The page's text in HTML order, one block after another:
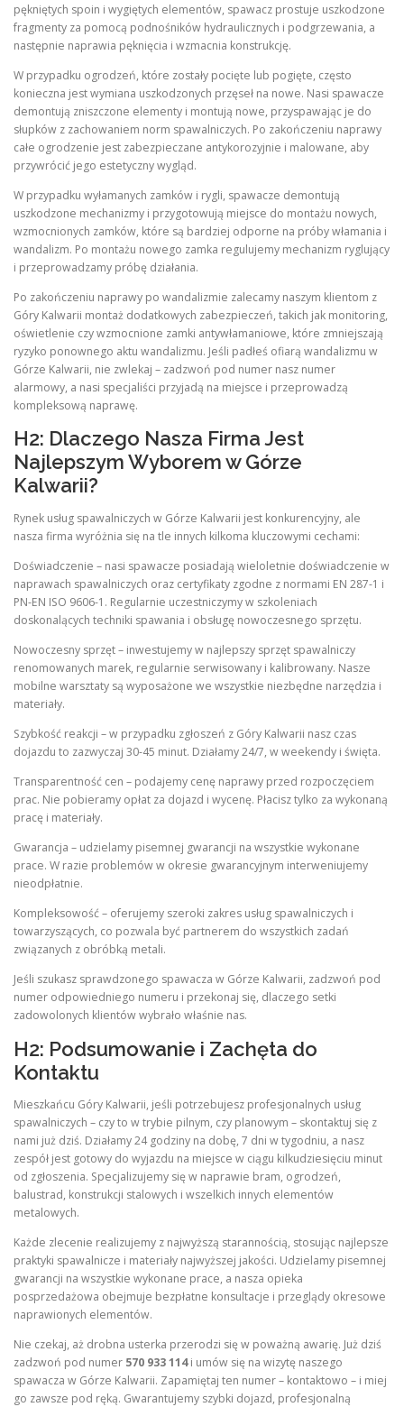
pękniętych spoin i wygiętych elementów, spawacz prostuje uszkodzone
fragmenty za pomocą podnośników hydraulicznych i podgrzewania, a
następnie naprawia pęknięcia i wzmacnia konstrukcję.
W przypadku ogrodzeń, które zostały pocięte lub pogięte, często
konieczna jest wymiana uszkodzonych przęseł na nowe. Nasi spawacze
demontują zniszczone elementy i montują nowe, przyspawając je do
słupków z zachowaniem norm spawalniczych. Po zakończeniu naprawy
całe ogrodzenie jest zabezpieczane antykorozyjnie i malowane, aby
przywrócić jego estetyczny wygląd.
W przypadku wyłamanych zamków i rygli, spawacze demontują
uszkodzone mechanizmy i przygotowują miejsce do montażu nowych,
wzmocnionych zamków, które są bardziej odporne na próby włamania i
wandalizm. Po montażu nowego zamka regulujemy mechanizm ryglujący
i przeprowadzamy próbę działania.
Po zakończeniu naprawy po wandalizmie zalecamy naszym klientom z
Góry Kalwarii montaż dodatkowych zabezpieczeń, takich jak monitoring,
oświetlenie czy wzmocnione zamki antywłamaniowe, które zmniejszają
ryzyko ponownego aktu wandalizmu. Jeśli padłeś ofiarą wandalizmu w
Górze Kalwarii, nie zwlekaj – zadzwoń pod numer nasz numer
alarmowy, a nasi specjaliści przyjadą na miejsce i przeprowadzą
kompleksową naprawę.
H2: Dlaczego Nasza Firma Jest
Najlepszym Wyborem w Górze
Kalwarii?
Rynek usług spawalniczych w Górze Kalwarii jest konkurencyjny, ale
nasza firma wyróżnia się na tle innych kilkoma kluczowymi cechami:
Doświadczenie – nasi spawacze posiadają wieloletnie doświadczenie w
naprawach spawalniczych oraz certyfikaty zgodne z normami EN 287-1 i
PN-EN ISO 9606-1. Regularnie uczestniczymy w szkoleniach
doskonalących techniki spawania i obsługę nowoczesnego sprzętu.
Nowoczesny sprzęt – inwestujemy w najlepszy sprzęt spawalniczy
renomowanych marek, regularnie serwisowany i kalibrowany. Nasze
mobilne warsztaty są wyposażone we wszystkie niezbędne narzędzia i
materiały.
Szybkość reakcji – w przypadku zgłoszeń z Góry Kalwarii nasz czas
dojazdu to zazwyczaj 30-45 minut. Działamy 24/7, w weekendy i święta.
Transparentność cen – podajemy cenę naprawy przed rozpoczęciem
prac. Nie pobieramy opłat za dojazd i wycenę. Płacisz tylko za wykonaną
pracę i materiały.
Gwarancja – udzielamy pisemnej gwarancji na wszystkie wykonane
prace. W razie problemów w okresie gwarancyjnym interweniujemy
nieodpłatnie.
Kompleksowość – oferujemy szeroki zakres usług spawalniczych i
towarzyszących, co pozwala być partnerem do wszystkich zadań
związanych z obróbką metali.
Jeśli szukasz sprawdzonego spawacza w Górze Kalwarii, zadzwoń pod
numer odpowiedniego numeru i przekonaj się, dlaczego setki
zadowolonych klientów wybrało właśnie nas.
H2: Podsumowanie i Zachęta do
Kontaktu
Mieszkańcu Góry Kalwarii, jeśli potrzebujesz profesjonalnych usług
spawalniczych – czy to w trybie pilnym, czy planowym – skontaktuj się z
nami już dziś. Działamy 24 godziny na dobę, 7 dni w tygodniu, a nasz
zespół jest gotowy do wyjazdu na miejsce w ciągu kilkudziesięciu minut
od zgłoszenia. Specjalizujemy się w naprawie bram, ogrodzeń,
balustrad, konstrukcji stalowych i wszelkich innych elementów
metalowych.
Każde zlecenie realizujemy z najwyższą starannością, stosując najlepsze
praktyki spawalnicze i materiały najwyższej jakości. Udzielamy pisemnej
gwarancji na wszystkie wykonane prace, a nasza opieka
posprzedażowa obejmuje bezpłatne konsultacje i przeglądy okresowe
naprawionych elementów.
Nie czekaj, aż drobna usterka przerodzi się w poważną awarię. Już dziś
zadzwoń pod numer 570 933 114i umów się na wizytę naszego
spawacza w Górze Kalwarii. Zapamiętaj ten numer – kontaktowo – i miej
go zawsze pod ręką. Gwarantujemy szybki dojazd, profesjonalną